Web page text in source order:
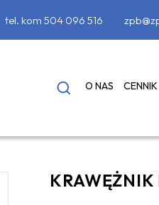
tel. kom 504 096 516
O NAS CENNIK